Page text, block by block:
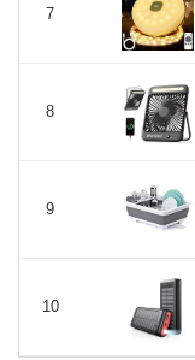
7
8
9
10